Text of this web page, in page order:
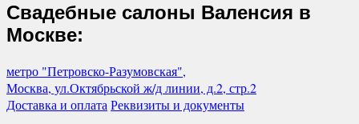
Свадебные салоны Валенсия в
Москве:
метро "Петровско-Разумовская",
Москва, ул.Октябрьской ж/д линии, д.2, стр.2
Доставка и оплата Реквизиты и документы